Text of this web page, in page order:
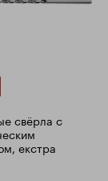
свёрла с
екстра